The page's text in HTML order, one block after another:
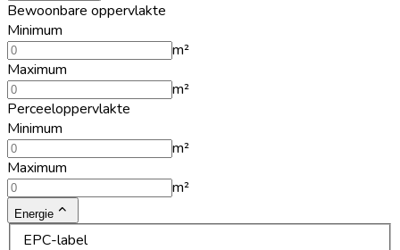
Bewoonbare oppervlakte
Minimum
m²
Maximum
m²
Perceeloppervlakte
Minimum
m²
Maximum
m²
Energie
EPC-label